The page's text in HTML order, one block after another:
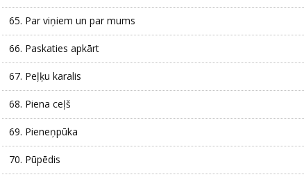
65. Par viņiem un par mums
66. Paskaties apkārt
67. Peļķu karalis
68. Piena ceļš
69. Pieneņpūka
70. Pūpēdis